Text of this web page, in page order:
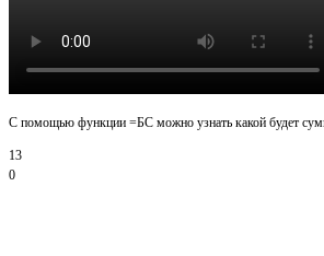
С помощью функции =БС можно узнать какой будет
13
0